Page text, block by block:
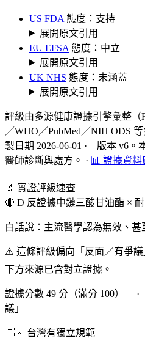
US FDA 態度：支持
展開原文引用
EU EFSA 態度：中立
展開原文引用
UK NHS 態度：未涵蓋
展開原文引用
評級由多源健康證據引擎彙整
／WHO／PubMed／NIH ODS
製日期 2026-06-01 · 版本 v6。
醫師診斷與處方。 · 📊 證據資料
🔬 實證評級速查
🔴 D 反證據中鏈三酸甘油酯 ×
白話說：主流醫學認為無效、甚
⚠️ 這條評級偏向「反面／有爭
下方來源已含對立證據。
證據分數 49 分（滿分 100）
議」
🇹🇼 台灣有獨立規範